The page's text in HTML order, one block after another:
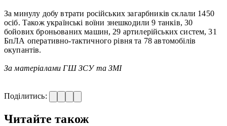
За минулу добу втрати російських загарбників склали 1450
осіб. Також українські воїни знешкодили 9 танків, 30
бойових броньованих машин, 29 артилерійських систем, 31
БпЛА оперативно-тактичного рівня та 78 автомобілів
окупантів.
За матеріалами ГШ ЗСУ та ЗМІ
Поділитись:
Читайте також